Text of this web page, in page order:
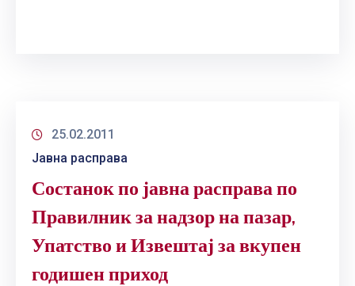
25.02.2011
Јавна расправа
Состанок по јавна расправа по
Правилник за надзор на пазар,
Упатство и Извештај за вкупен
годишен приход